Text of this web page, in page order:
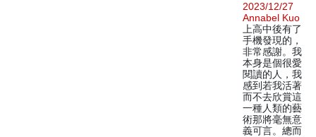
2023/12/27
Annabel Kuo
上高中後有了
手機發現的，
非常感謝。我
本身是個很愛
閱讀的人，我
感到若我活著
而不去欣賞這
一種人類的藝
術那將毫無意
義可言。總而